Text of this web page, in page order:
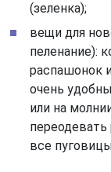
(зеленка);
вещи для
пеленание):
распашонок
очень
или на
переодевать
все